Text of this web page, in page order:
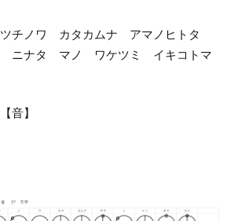
チノワ カタカムナ アマノヒトタ
ニナタ マノ ワケツミ イキコトマ
音】